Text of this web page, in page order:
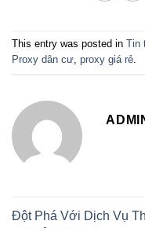
This entry was posted in Tin
Proxy dân cư, proxy giá rẻ.
Đột Phá Với Dịch Vụ